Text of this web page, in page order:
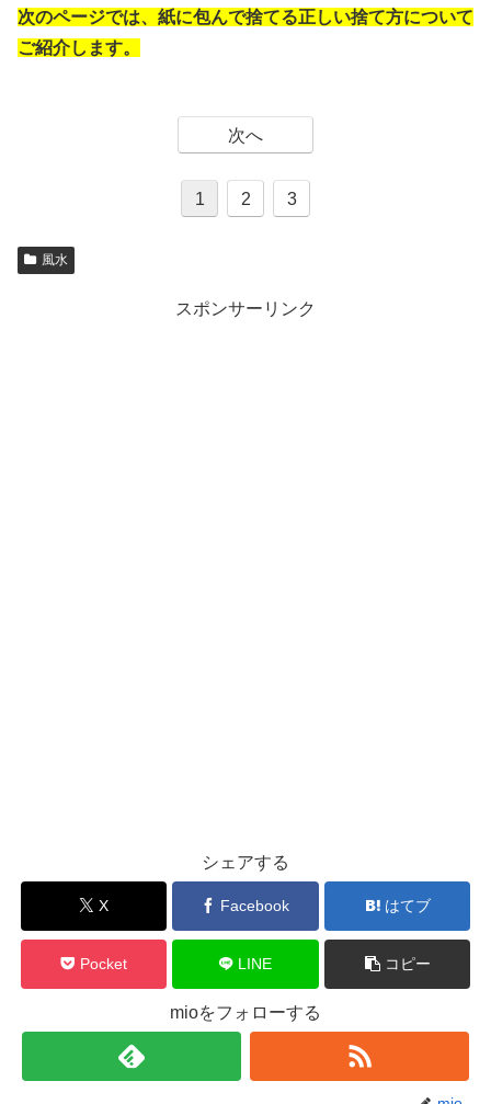
次のページでは、紙に包んで捨てる正しい捨て方について
ご紹介します。
次へ
1 2 3
風水
スポンサーリンク
シェアする
X Facebook はてブ
Pocket LINE コピー
mioをフォローする